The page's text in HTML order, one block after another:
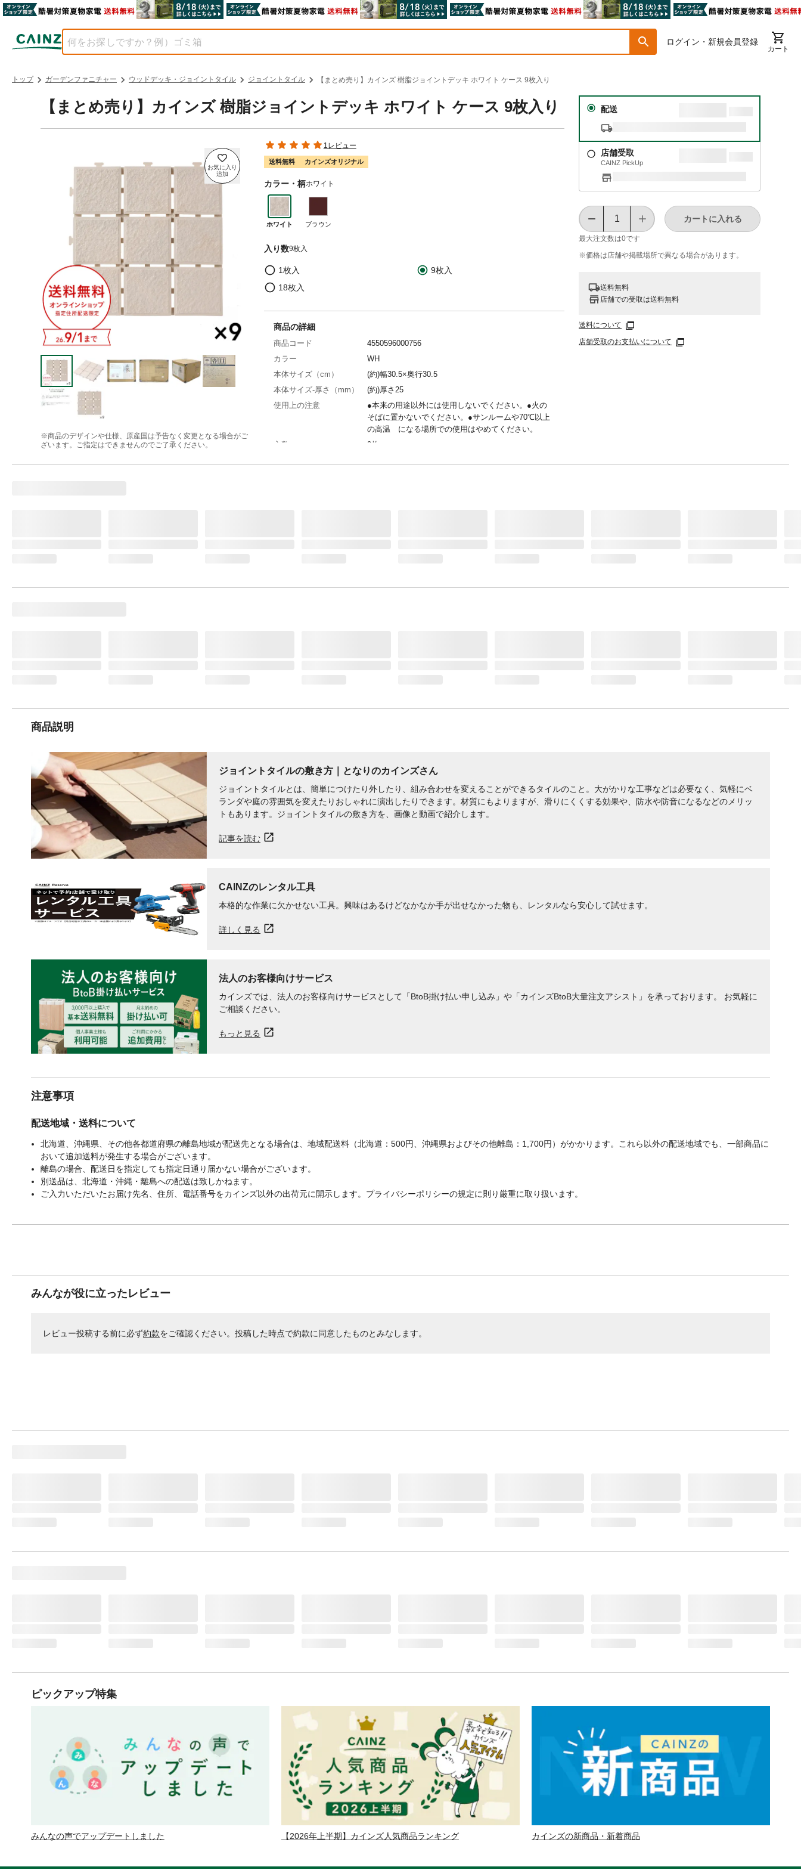
ログイン・新規会員登録
カート
トップ ガーデンファニチャー ウッドデッキ・ジョイントタイル ジョイントタイル 【まとめ売り】カインズ 樹脂ジョイントデッキ ホワイト ケース 9枚入り
【まとめ売り】カインズ 樹脂ジョイントデッキ ホワイト ケース 9枚入り
※商品のデザインや仕様、原産国は予告なく変更となる場合がご
ざいます。ご指定はできませんのでご了承ください。
1レビュー
送料無料 カインズオリジナル
カラー・柄ホワイト
ホワイト ブラウン
入り数9枚入
1枚入
9枚入
18枚入
配送
店舗受取
CAINZ PickUp
最大注文数は0です
カートに入れる
※価格は​店舗や​掲載場所で​異なる​場合が​あります。
送料無料
店舗での受取は送料無料
送料について
店舗受取のお支払いについて
商品の詳細
商品コード
4550596000756
カラー
WH
本体サイズ（cm）
(約)幅30.5×奥行30.5
本体サイズ-厚さ（mm）
(約)厚さ25
使用上の注意
●本来の用途以外には使用しないでください。●火の
そばに置かないでください。●サンルームや70℃以上
の高温 になる場所での使用はやめてください。
入数
9枚
商品説明
ジョイントタイルの​敷き方​｜となりのカインズさん
ジョイントタイルとは、​簡単に​つけたり外したり、​組み合わせを​変える​ことができる​タイルの​こと。​大が​かりな​工事などは​必要なく、​気軽に​ベ
ランダや​庭の​雰囲気を​変えたりおしゃれに​演出したりできます。​材質にもよりますが、​滑りにくくする​効果や、​防水や​防​音に​なるなどの​メリッ
トも​あります。​ジョイントタイルの​敷き方を、​画像と​動画で​紹介します。
記事を読む
CAINZのレンタル工具
本格的な作業に欠かせない工具。興味はあるけどなかなか手が出せなかった物も、レンタルなら安心して試せます。
詳しく見る
法人のお客様向けサービス
カインズでは、法人のお客様向けサービスとして「BtoB掛け払い申し込み」や「カインズBtoB大量注文アシスト」を承っております。 お気軽に
ご相談ください。
もっと見る
注意事項
配送地域・送料について
北海道、沖縄県、その他各都道府県の離島地域が配送先となる場合は、地域配送料（北海道：500円、沖縄県およびその他離島：1,700円）がかかります。これら以外の配送地域でも、一部商品に
おいて追加送料が発生する場合がございます。
離島の場合、配送日を指定しても指定日通り届かない場合がございます。
別送品は、北海道・沖縄・離島への配送は致しかねます。
ご入力いただいたお届け先名、住所、電話番号をカインズ以外の出荷元に開示します。プライバシーポリシーの規定に則り厳重に取り扱います。
みんなが役に立ったレビュー
レビュー投稿する前に必ず約款をご確認ください。投稿した時点で約款に同意したものとみなします。
ピックアップ特集
みんなの声でアップデートしました 【2026年上半期】カインズ人気商品ランキング カインズの新商品・新着商品